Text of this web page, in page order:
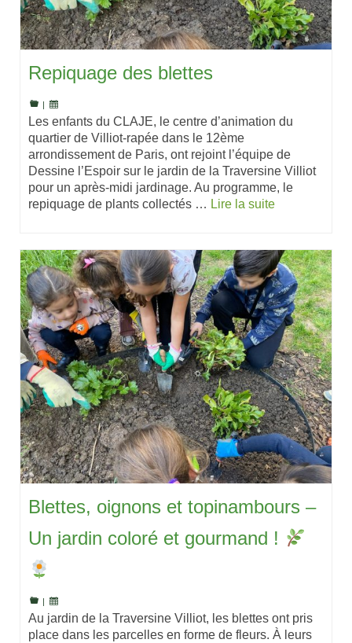
Repiquage des blettes
|
Les enfants du CLAJE, le centre d’animation du
quartier de Villiot-rapée dans le 12ème
arrondissement de Paris, ont rejoint l’équipe de
Dessine l’Espoir sur le jardin de la Traversine Villiot
pour un après-midi jardinage. Au programme, le
repiquage de plants collectés … Lire la suite
Blettes, oignons et topinambours –
Un jardin coloré et gourmand !
|
Au jardin de la Traversine Villiot, les blettes ont pris
place dans les parcelles en forme de fleurs. À leurs